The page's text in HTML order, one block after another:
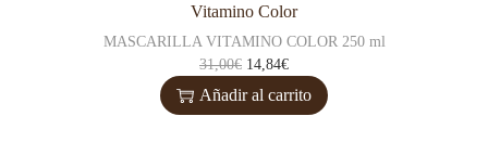
Vitamino Color
MASCARILLA VITAMINO COLOR 250 ml
31,00€ 14,84€
Añadir al carrito